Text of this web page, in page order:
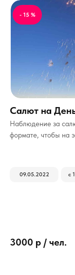
Наблюдение за
формате, чтобы на
3000 р / чел.
09.05.2022 с
- 15 %
Салют на